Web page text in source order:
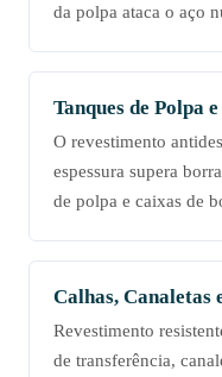
da polpa ataca o aço
Tanques de Polpa
O revestimento
espessura supera
de polpa e caixas de
Calhas, Canaletas
Revestimento
de transferência,